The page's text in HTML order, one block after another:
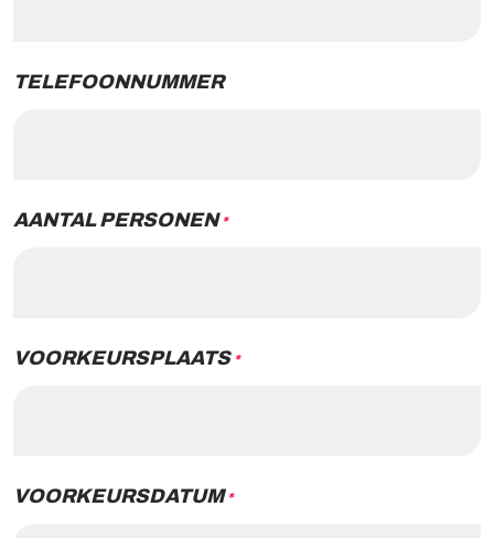
TELEFOONNUMMER
AANTAL PERSONEN *
VOORKEURSPLAATS *
VOORKEURSDATUM *